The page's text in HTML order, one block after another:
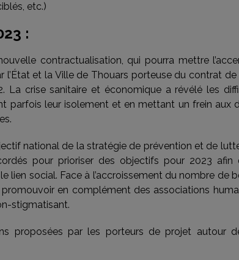
etc.)
:
contractualisation, qui pourra mettre
l’État et la Ville de Thouars porteuse du contrat
La crise sanitaire et économique a révélé les
parfois leur isolement et en mettant un frein aux
national de la stratégie de prévention et de
pour prioriser des objectifs pour 2023 afin
lien social. Face à l’accroissement du nombre de
en complément des associations
stigmatisant.
proposées par les porteurs de projet autour